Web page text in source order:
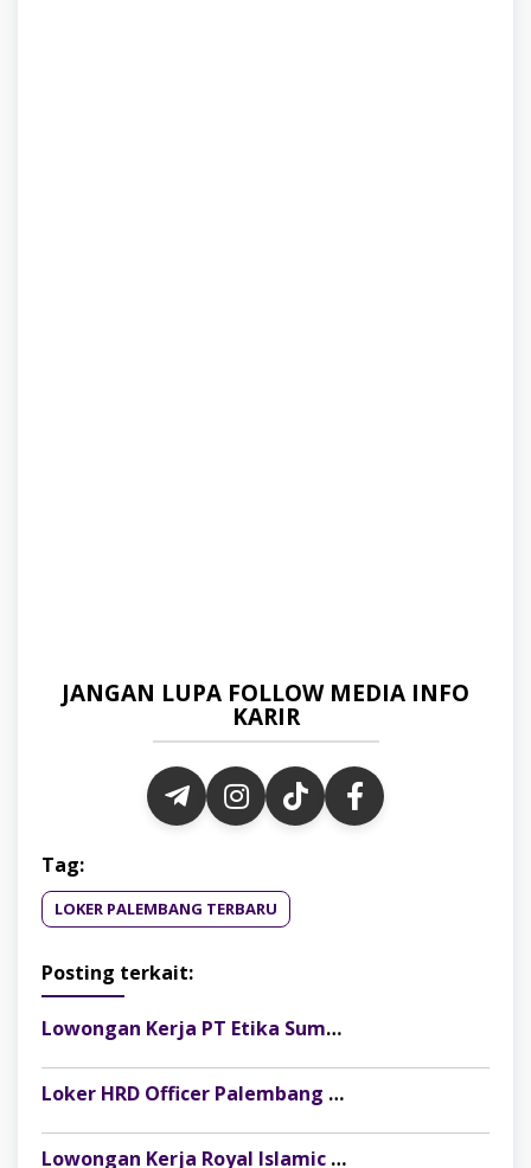
JANGAN LUPA FOLLOW MEDIA INFO
KARIR
Tag:
LOKER PALEMBANG TERBARU
Posting terkait:
Lowongan Kerja PT Etika Sumber Alam Posisi Finance & Tax Staff, Fresh Graduate Dipersilakan Melamar
Loker HRD Officer Palembang di Pesona Musi, Fresh Graduate Dipersilakan Melamar
Lowongan Kerja Royal Islamic School Palembang: Staff Keuangan & Front Office